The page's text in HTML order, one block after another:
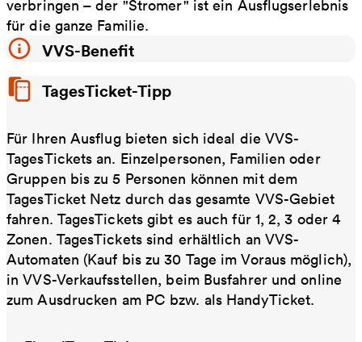
verbringen – der "Stromer" ist ein Ausflugserlebnis
für die ganze Familie.
VVS-Benefit
TagesTicket-Tipp
Für Ihren Ausflug bieten sich ideal die VVS-
TagesTickets an. Einzelpersonen, Familien oder
Gruppen bis zu 5 Personen können mit dem
TagesTicket Netz durch das gesamte VVS-Gebiet
fahren. TagesTickets gibt es auch für 1, 2, 3 oder 4
Zonen. TagesTickets sind erhältlich an VVS-
Automaten (Kauf bis zu 30 Tage im Voraus möglich),
in VVS-Verkaufsstellen, beim Busfahrer und online
zum Ausdrucken am PC bzw. als HandyTicket.